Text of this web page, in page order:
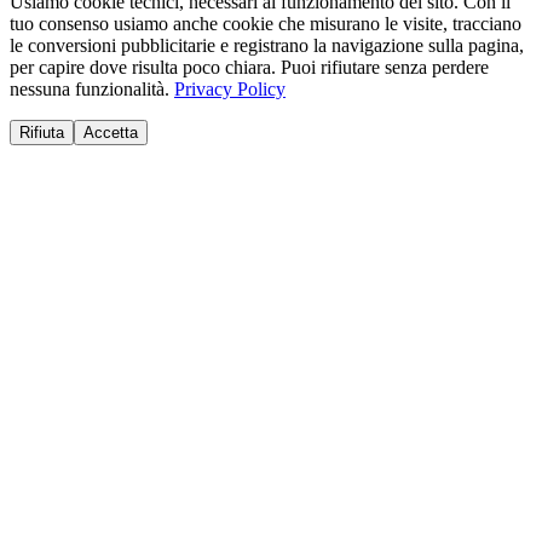
tuo consenso usiamo anche cookie che misurano le visite, tracciano
le conversioni pubblicitarie e registrano la navigazione sulla pagina,
per capire dove risulta poco chiara. Puoi rifiutare senza perdere
nessuna funzionalità. Privacy Policy
Rifiuta Accetta